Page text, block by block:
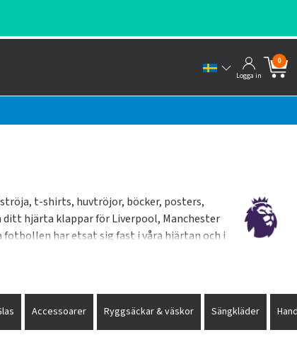
Logga in
0
t-shirts, huvtröjor, böcker, posters,
ditt hjärta klappar för Liverpool, Manchester
har etsat sig fast i våra hjärtan och i
Accessoarer Ryggsäckar & väskor Sängkläder